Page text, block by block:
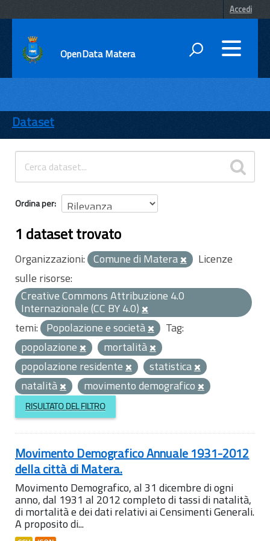
Accedi
OpenData Matera
ENTI
TEMI
INFORMAZIONI
Dataset
Ordina per
1 dataset trovato
Organizzazioni: Comune di Matera
Licenze
sulle risorse:
Creative Commons Attribuzione 4.0
Internazionale (CC BY 4.0)
temi: Popolazione e società
Tag:
popolazione
mortalità
popolazione residente
statistica
natalità
movimento demografico
RISULTATO DEL FILTRO
Movimento Demografico Annuale 1931-2012
della città di Matera.
Movimento Demografico, al 31 dicembre di ogni
anno, dal 1931 al 2012 completo di tassi di natalità,
di mortalità e dei dati relativi ai Censimenti Generali.
A proposito di...